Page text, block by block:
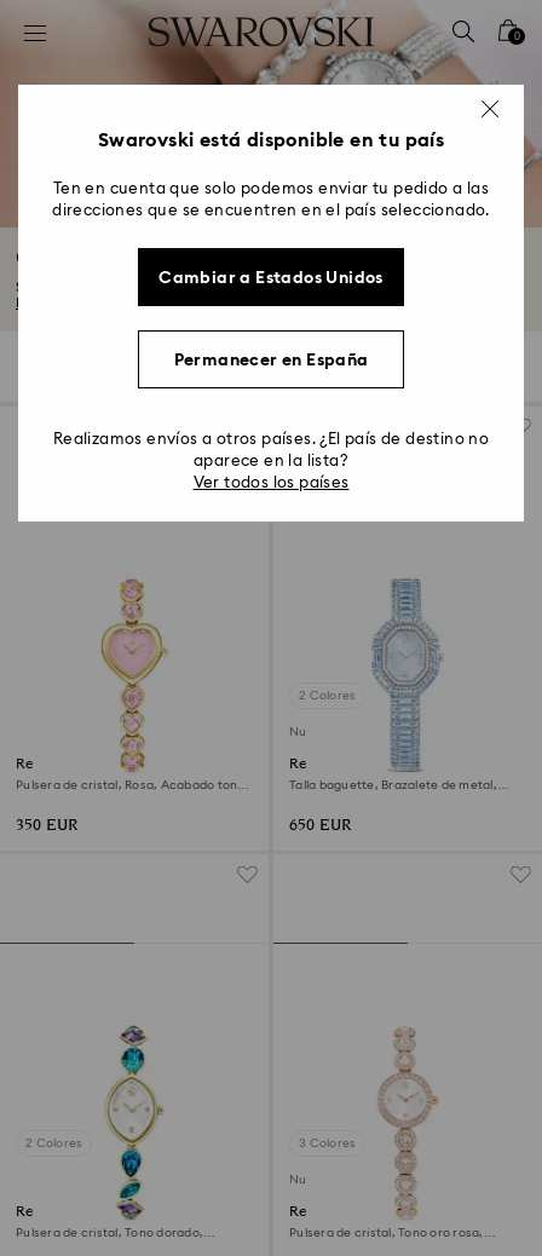
Accesskeys list
2 - Footer
4 - Search results
0
Correa de reloj de cristal
Sumérgete en el brillo de las correas de cristal de Swarovski. Con esferas...
Filtros
Filtros
Reloj Idyllia Heart
Pulsera de cristal, Rosa, Acabado tono
350 EUR
2 Colores
Nuevo
Reloj Matrix octagon
Talla baguette, Brazalete de metal,
650 EUR
2 Colores
Reloj Gema
Pulsera de cristal, Tono dorado,
3 Colores
Nuevo
Reloj Una Angelic
Pulsera de cristal, Tono oro rosa,
Swarovski está disponible en tu país
Ten en cuenta que solo podemos enviar tu pedido a las
direcciones que se encuentren en el país seleccionado.
Cambiar a Estados Unidos
Permanecer en España
Realizamos envíos a otros países. ¿El país de destino no
aparece en la lista?
Ver todos los países